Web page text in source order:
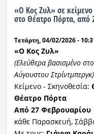
«Ο Κος Ζυλ» σε
στο Θέατρο Πόρτα, από
Τετάρτη, 04/02/2026 -
«Ο Κος Ζυλ»
(Ελεύθερα βασισμένο
ΑύγουστουΣτρίντμπεργκ)
Κείμενο - Σκηνοθεσία:
Θέατρο Πόρτα
Από 27Φεβρουαρίου
κάθε Παρασκευή,